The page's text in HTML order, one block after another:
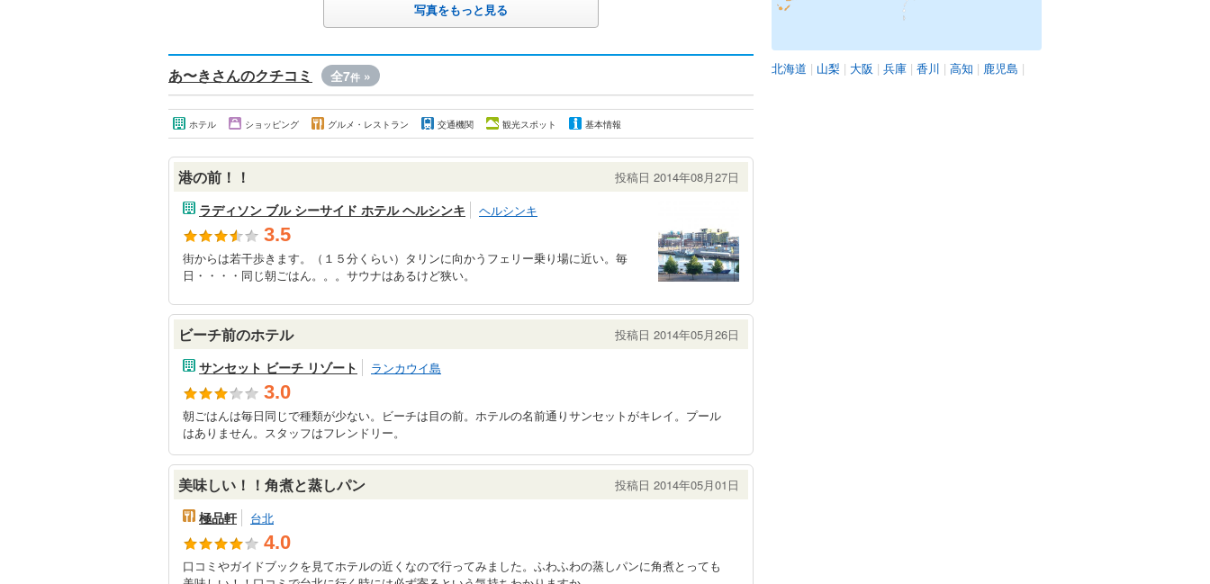
写真をもっと見る
あ〜きさんのクチコミ 全7件 »
ホテル ショッピング グルメ・レストラン 交通機関 観光スポット 基本情報
港の前！！ 投稿日 2014年08月27日
ラディソン ブル シーサイド ホテル ヘルシンキ ヘルシンキ
3.5
街からは若干歩きます。（１５分くらい）タリンに向かうフェリー乗り場に近い。毎
日・・・・同じ朝ごはん。。。サウナはあるけど狭い。
ビーチ前のホテル 投稿日 2014年05月26日
サンセット ビーチ リゾート ランカウイ島
3.0
朝ごはんは毎日同じで種類が少ない。ビーチは目の前。ホテルの名前通りサンセットがキレイ。プール
はありません。スタッフはフレンドリー。
美味しい！！角煮と蒸しパン 投稿日 2014年05月01日
極品軒 台北
4.0
口コミやガイドブックを見てホテルの近くなので行ってみました。ふわふわの蒸しパンに角煮とっても
北海道 | 山梨 | 大阪 | 兵庫 | 香川 | 高知 | 鹿児島 |